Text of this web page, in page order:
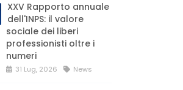
XXV Rapporto annuale
dell'INPS: il valore
sociale dei liberi
professionisti oltre i
numeri
31 Lug, 2026 News